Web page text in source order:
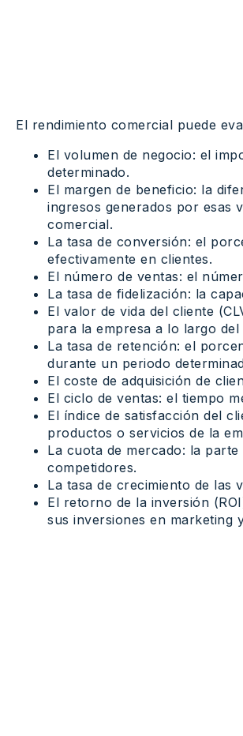
El rendimiento comercial puede
El volumen de negocio: el
determinado.
El margen de beneficio: la
ingresos generados por esas
comercial.
La tasa de conversión: el
efectivamente en clientes.
El número de ventas: el
La tasa de fidelización: la
El valor de vida del cliente
para la empresa a lo largo del
La tasa de retención: el
durante un periodo
El coste de adquisición de
El ciclo de ventas: el tiempo
El índice de satisfacción del
productos o servicios de la
La cuota de mercado: la
competidores.
La tasa de crecimiento de las
El retorno de la inversión
sus inversiones en marketing